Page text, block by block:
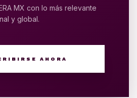
MX con lo más relevante
y global.
AHORA